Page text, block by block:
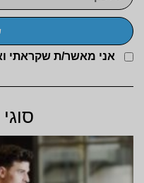
אני מאשר/ת שקראתי